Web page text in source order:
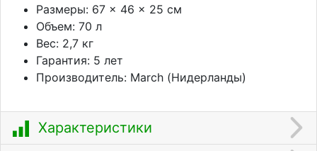
Размеры: 67 × 46 × 25 см
Объем: 70 л
Вес: 2,7 кг
Гарантия: 5 лет
Производитель: March (Нидерланды)
Характеристики